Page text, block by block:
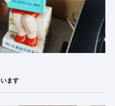
ます